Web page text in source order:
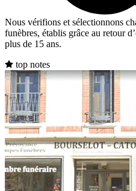
Nous vérifions et sélectionnons
funèbres, établis grâce au retour
plus de 15 ans.
top notes